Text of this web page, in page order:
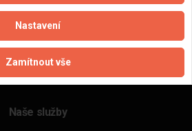
používání souborů cookie
(zprostředkování)
podmínky (rozpočtování)
Reference
tabulky online
Naše služby
Nastavení
Zamítnout vše